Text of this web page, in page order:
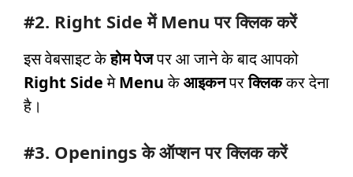
#2. Right Side में Menu पर क्लिक करें
इस वेबसाइट केहोम पेजपर आ जाने के बाद आपको
Right SideमेMenuकेआइकनपरक्लिककर देना
है।
#3. Openings के ऑप्शन पर क्लिक करें